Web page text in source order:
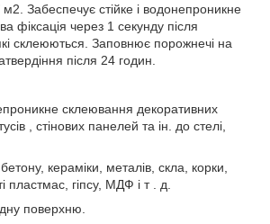
Забеспечує стійке і водонепроникне
фіксація через 1 секунду після
склеюються. Заповнює порожнечі на
після 24 годин.
склеювання декоративних
, стінових панелей та ін. до стелі,
кераміки, металів, скла, корки,
пластмас, гіпсу, МДФ і т . д.
поверхню.